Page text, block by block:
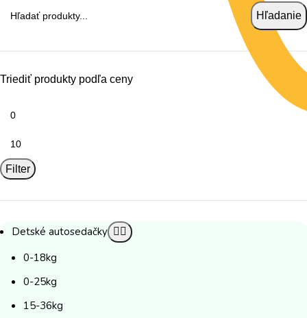
Hľadanie
Triediť produkty podľa ceny
Filter
Detské autosedačky
0-18kg
0-25kg
15-36kg